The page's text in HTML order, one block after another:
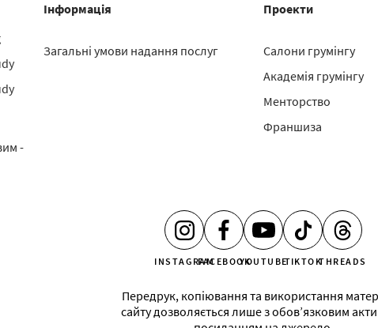
-
Інформація
Загальні умови надання послуг
Проекти
Салони грумінгу
Академія грумінгу
Менторство
Франшиза
INSTAGRAMFACEBOOKYOUTUBETIKTOKTHREADS
Передрук, копіювання та використання
сайту дозволяється лише з обов’язковим